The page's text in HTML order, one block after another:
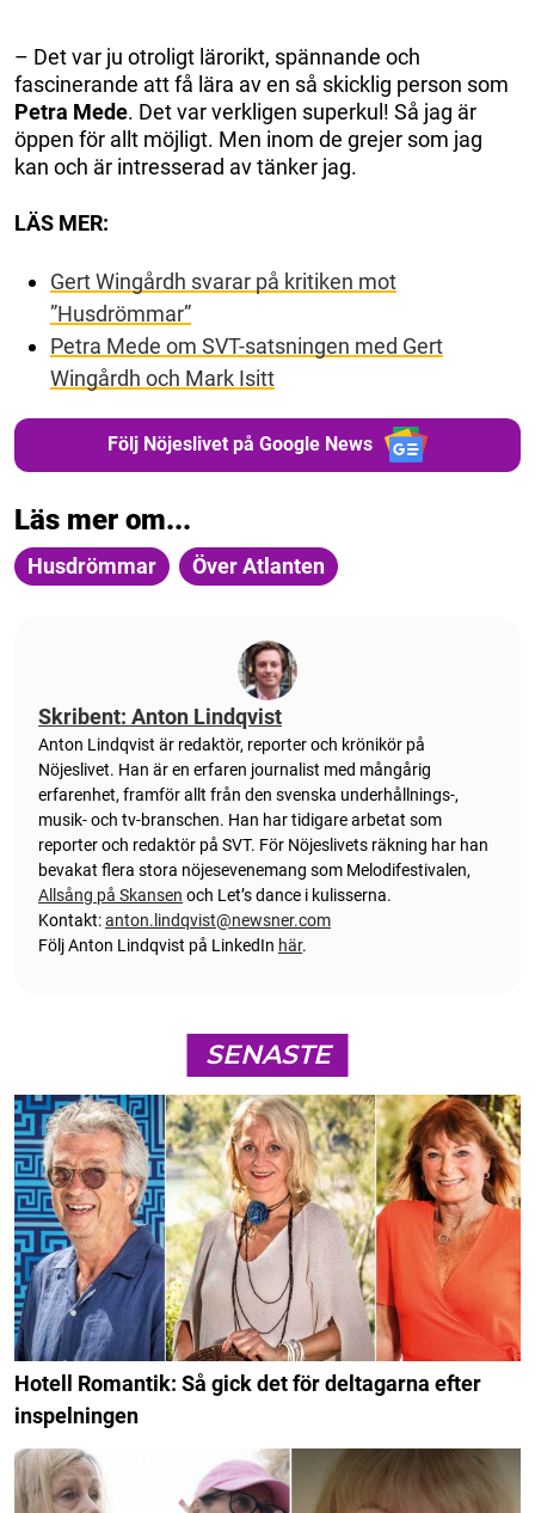
– Det var ju otroligt lärorikt, spännande och
fascinerande att få lära av en så skicklig person som
Petra Mede. Det var verkligen superkul! Så jag är
öppen för allt möjligt. Men inom de grejer som jag
kan och är intresserad av tänker jag.
LÄS MER:
Gert Wingårdh svarar på kritiken mot
”Husdrömmar”
Petra Mede om SVT-satsningen med Gert
Wingårdh och Mark Isitt
Följ Nöjeslivet på Google News
Läs mer om...
Husdrömmar Över Atlanten
Skribent: Anton Lindqvist
Anton Lindqvist är redaktör, reporter och krönikör på
Nöjeslivet. Han är en erfaren journalist med mångårig
erfarenhet, framför allt från den svenska underhållnings-,
musik- och tv-branschen. Han har tidigare arbetat som
reporter och redaktör på SVT. För Nöjeslivets räkning har han
bevakat flera stora nöjesevenemang som Melodifestivalen,
Allsång på Skansen och Let’s dance i kulisserna.
Kontakt:anton.lindqvist@newsner.com
Följ Anton Lindqvist på LinkedIn här.
SENASTE
Hotell Romantik: Så gick det för deltagarna efter
inspelningen